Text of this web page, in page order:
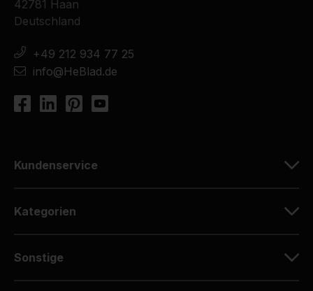
42781 Haan
Deutschland
+49 212 934 77 25
info@HeBlad.de
Kundenservice
Kategorien
Sonstige